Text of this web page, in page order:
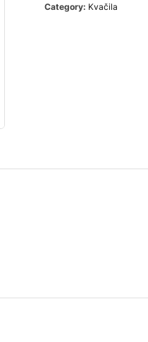
Category: Kvačila